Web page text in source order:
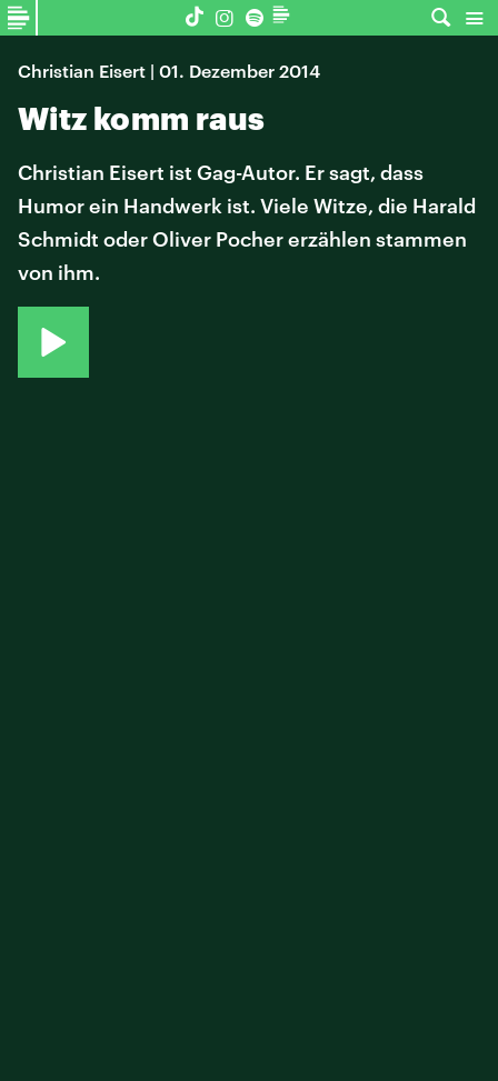
Christian Eisert | 01. Dezember 2014
Witz komm raus
Christian Eisert ist Gag-Autor. Er sagt, dass
Humor ein Handwerk ist. Viele Witze, die Harald
Schmidt oder Oliver Pocher erzählen stammen
von ihm.